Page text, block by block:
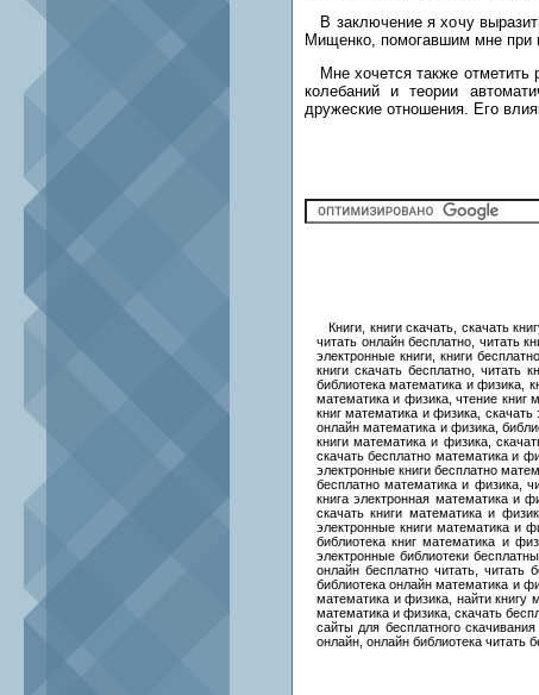
В заключение я хочу
Мищенко, помогавшим мне при
Мне хочется также отметить
колебаний и теории
дружеские отношения. Его
Книги, книги скачать, скачать
читать онлайн бесплатно, читать
электронные книги, книги
книги скачать бесплатно, читать
библиотека математика и физика,
математика и физика, чтение книг
книг математика и физика,
онлайн математика и физика,
книги математика и физика,
скачать бесплатно математика и
электронные книги бесплатно
бесплатно математика и физика,
книга электронная математика и
скачать книги математика и
электронные книги математика и
библиотека книг математика и
электронные библиотеки
онлайн бесплатно читать, читать
библиотека онлайн математика и
математика и физика, найти книгу
математика и физика, скачать
сайты для бесплатного
онлайн, онлайн библиотека читать